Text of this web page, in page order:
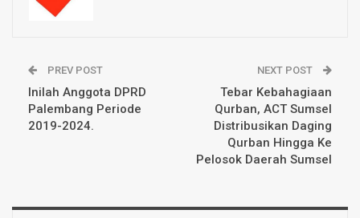
PREV POST
Inilah Anggota DPRD
Palembang Periode
2019-2024.
NEXT POST
Tebar Kebahagiaan
Qurban, ACT Sumsel
Distribusikan Daging
Qurban Hingga Ke
Pelosok Daerah Sumsel